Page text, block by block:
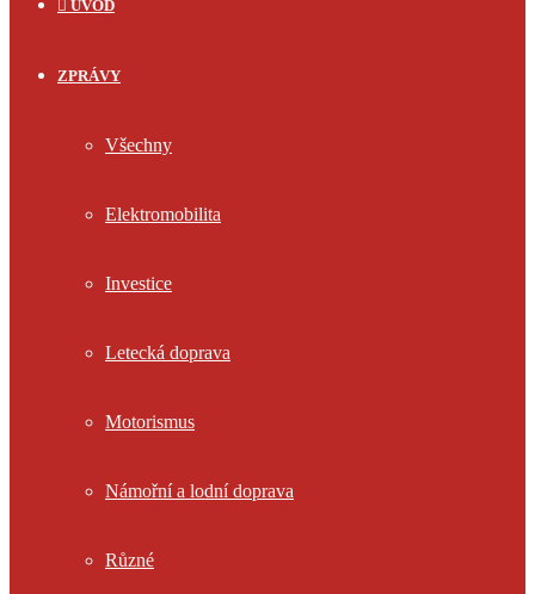
ÚVOD
ZPRÁVY
Všechny
Elektromobilita
Investice
Letecká doprava
Motorismus
Námořní a lodní doprava
Různé